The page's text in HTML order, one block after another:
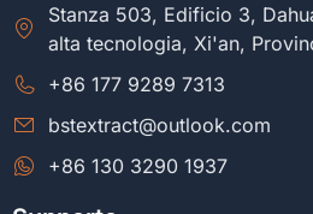
Stanza 503, Edificio 3,
alta tecnologia, Xi'an,
+86 177 9289 7313
bstextract@outlook.com
+86 130 3290 1937